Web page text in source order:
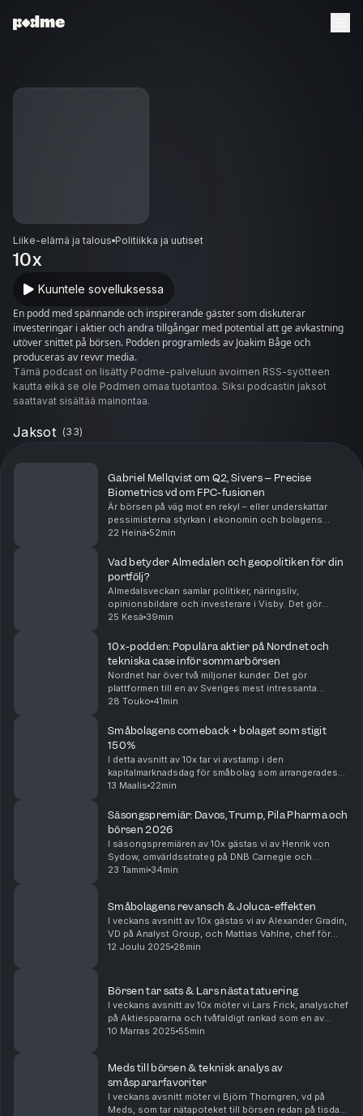
Liike-elämä ja talous Politiikka ja uutiset
10x
Kuuntele sovelluksessa
En podd med spännande och inspirerande gäster som diskuterar
investeringar i aktier och andra tillgångar med potential att ge avkastning
utöver snittet på börsen. Podden programleds av Joakim Båge och
produceras av revvr media.
Tämä podcast on lisätty Podme-palveluun avoimen RSS-syötteen
kautta eikä se ole Podmen omaa tuotantoa. Siksi podcastin jaksot
saattavat sisältää mainontaa.
Jaksot (33)
Gabriel Mellqvist om Q2, Sivers – Precise
Biometrics vd om FPC-fusionen
Är börsen på väg mot en rekyl – eller underskattar
pessimisterna styrkan i ekonomin och bolagens
rapporter?I första delen gästar EFN-profilen Gabriel
22 Heinä 52min
Vad betyder Almedalen och geopolitiken för din
portfölj?
Almedalsveckan samlar politiker, näringsliv,
opinionsbildare och investerare i Visby. Det gör
veckan till en intressant temperaturmätare på vilka
o...
25 Kesä 39min
10x-podden: Populära aktier på Nordnet och
tekniska case inför sommarbörsen
Nordnet har över två miljoner kunder. Det gör
plattformen till en av Sveriges mest intressanta
temperaturmätare på börshumöret.I veckans avsnitt av
28 Touko 41min
Småbolagens comeback + bolaget som stigit
150%
I detta avsnitt av 10x tar vi avstamp i den
kapitalmarknadsdag för småbolag som arrangerades
av Analyst Group och Direkt Studios onsdagen 11
Alexande...
13 Maalis 22min
Säsongspremiär: Davos, Trump, Pila Pharma och
börsen 2026
I säsongspremiären av 10x gästas vi av Henrik von
Sydow, omvärldsstrateg på DNB Carnegie och
programledare för podden Investera & Agera. Vi
23 Tammi 34min
Småbolagens revansch & Joluca-effekten
I veckans avsnitt av 10x gästas vi av Alexander Gradin,
VD på Analyst Group, och Mattias Vahlne, chef för
Direkt Studios. Vi spelar in direkt från
12 Joulu 2025 28min
Börsen tar sats & Lars nästa tatuering
I veckans avsnitt av 10x möter vi Lars Frick, analyschef
på Aktiespararna och tvåfaldigt rankad som en av
Sveriges bästa börsjournalister. Vi pratar om
10 Marras 2025 55min
Meds till börsen & teknisk analys av
småspararfavoriter
I veckans avsnitt möter vi Björn Thorngren, vd på
Meds, som tar nätapoteket till börsen redan på tisdag